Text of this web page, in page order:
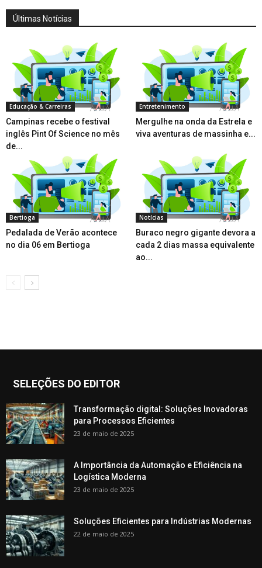
Últimas Notícias
Educação & Carreiras
Campinas recebe o festival
inglês Pint Of Science no mês
de...
Entretenimento
Mergulhe na onda da Estrela e
viva aventuras de massinha e...
Bertioga
Pedalada de Verão acontece
no dia 06 em Bertioga
Notícias
Buraco negro gigante devora a
cada 2 dias massa equivalente
ao...
SELEÇÕES DO EDITOR
Transformação digital: Soluções Inovadoras
para Processos Eficientes
23 de maio de 2025
A Importância da Automação e Eficiência na
Logística Moderna
23 de maio de 2025
Soluções Eficientes para Indústrias Modernas
22 de maio de 2025